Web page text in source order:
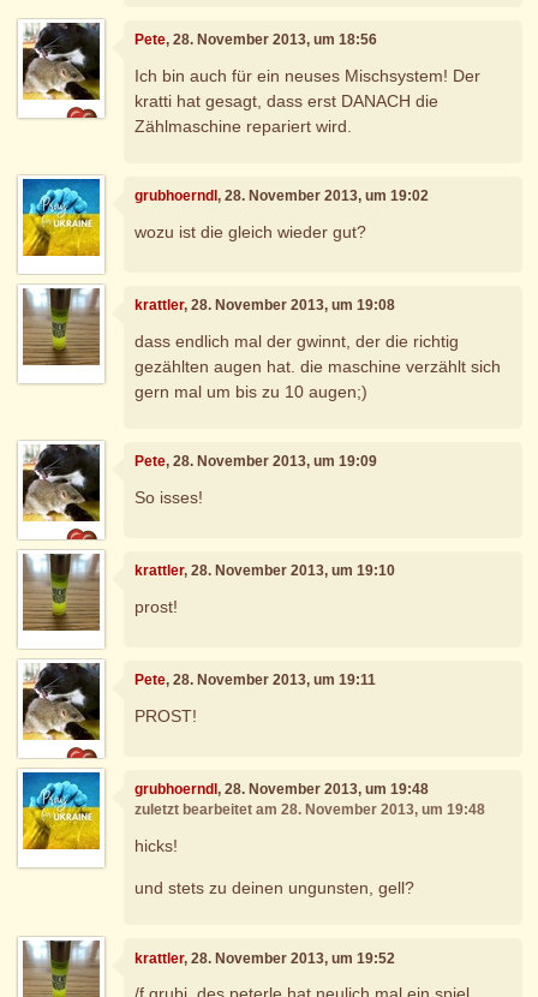
Pete, 28. November 2013, um 18:56
Ich bin auch für ein neuses Mischsystem! Der
kratti hat gesagt, dass erst DANACH die
Zählmaschine repariert wird.
grubhoerndl, 28. November 2013, um 19:02
wozu ist die gleich wieder gut?
krattler, 28. November 2013, um 19:08
dass endlich mal der gwinnt, der die richtig
gezählten augen hat. die maschine verzählt sich
gern mal um bis zu 10 augen;)
Pete, 28. November 2013, um 19:09
So isses!
krattler, 28. November 2013, um 19:10
prost!
Pete, 28. November 2013, um 19:11
PROST!
grubhoerndl, 28. November 2013, um 19:48
zuletzt bearbeitet am 28. November 2013, um 19:48
hicks!
und stets zu deinen ungunsten, gell?
krattler, 28. November 2013, um 19:52